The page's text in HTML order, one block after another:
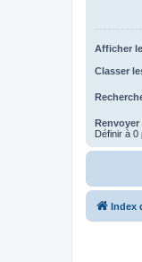
Afficher
Classer
Renvoyer
Définir à 0
Index